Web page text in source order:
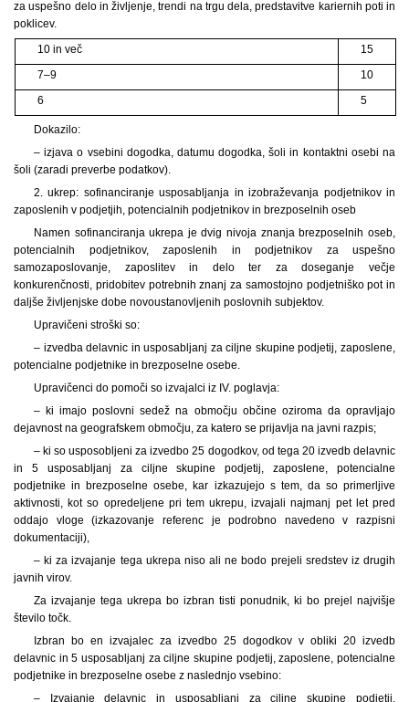
za uspešno delo in življenje, trendi na trgu dela, predstavitve kariernih poti in
poklicev.
10 in več
15
7–9
10
6
5
Dokazilo:
– izjava o vsebini dogodka, datumu dogodka, šoli in kontaktni osebi na
šoli (zaradi preverbe podatkov).
2. ukrep: sofinanciranje usposabljanja in izobraževanja podjetnikov in
zaposlenih v podjetjih, potencialnih podjetnikov in brezposelnih oseb
Namen sofinanciranja ukrepa je dvig nivoja znanja brezposelnih oseb,
potencialnih podjetnikov, zaposlenih in podjetnikov za uspešno
samozaposlovanje, zaposlitev in delo ter za doseganje večje
konkurenčnosti, pridobitev potrebnih znanj za samostojno podjetniško pot in
daljše življenjske dobe novoustanovljenih poslovnih subjektov.
Upravičeni stroški so:
– izvedba delavnic in usposabljanj za ciljne skupine podjetij, zaposlene,
potencialne podjetnike in brezposelne osebe.
Upravičenci do pomoči so izvajalci iz IV. poglavja:
– ki imajo poslovni sedež na območju občine oziroma da opravljajo
dejavnost na geografskem območju, za katero se prijavlja na javni razpis;
– ki so usposobljeni za izvedbo 25 dogodkov, od tega 20 izvedb delavnic
in 5 usposabljanj za ciljne skupine podjetij, zaposlene, potencialne
podjetnike in brezposelne osebe, kar izkazujejo s tem, da so primerljive
aktivnosti, kot so opredeljene pri tem ukrepu, izvajali najmanj pet let pred
oddajo vloge (izkazovanje referenc je podrobno navedeno v razpisni
dokumentaciji),
– ki za izvajanje tega ukrepa niso ali ne bodo prejeli sredstev iz drugih
javnih virov.
Za izvajanje tega ukrepa bo izbran tisti ponudnik, ki bo prejel najvišje
število točk.
Izbran bo en izvajalec za izvedbo 25 dogodkov v obliki 20 izvedb
delavnic in 5 usposabljanj za ciljne skupine podjetij, zaposlene, potencialne
podjetnike in brezposelne osebe z naslednjo vsebino:
– Izvajanje delavnic in usposabljanj za ciljne skupine podjetij,